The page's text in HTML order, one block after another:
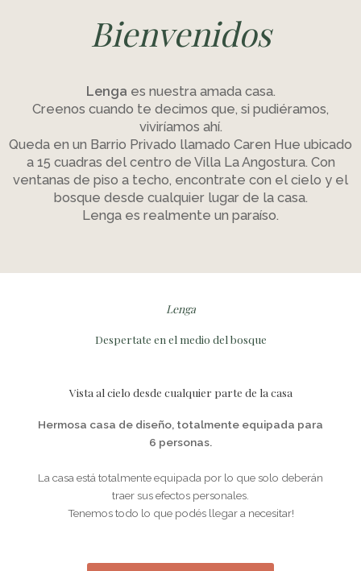
Bienvenidos
Lenga es nuestra amada casa.
Creenos cuando te decimos que, si pudiéramos,
viviríamos ahí.
Queda en un Barrio Privado llamado Caren Hue ubicado
a 15 cuadras del centro de Villa La Angostura. Con
ventanas de piso a techo, encontrate con el cielo y el
bosque desde cualquier lugar de la casa.
Lenga es realmente un paraíso.
Lenga
Despertate en el medio del bosque
Vista al cielo desde cualquier parte de la casa
Hermosa casa de diseño, totalmente equipada para
6 personas.
La casa está totalmente equipada por lo que solo deberán
traer sus efectos personales.
Tenemos todo lo que podés llegar a necesitar!